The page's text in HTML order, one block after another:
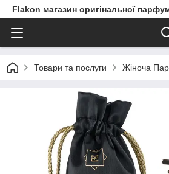
Flakon магазин оригінальної
Товари та послуги Жіноча